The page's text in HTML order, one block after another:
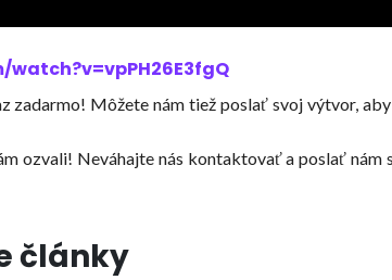
Môžete nám tiež poslať svoj výtvor,
ozvali! Neváhajte nás kontaktovať a poslať nám
články